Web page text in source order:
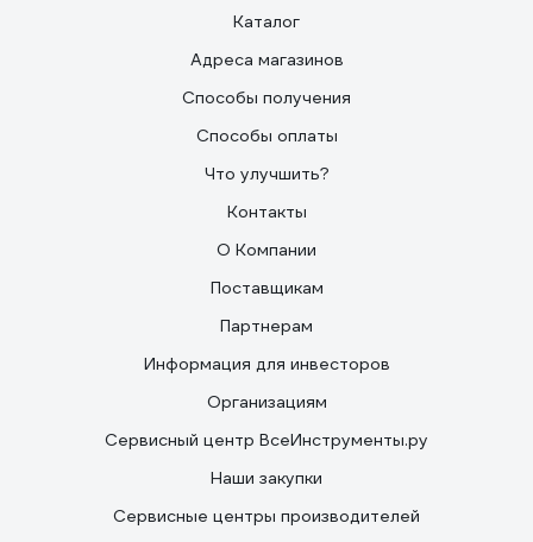
Каталог
Адреса магазинов
Способы получения
Способы оплаты
Что улучшить?
Контакты
О Компании
Поставщикам
Партнерам
Информация для инвесторов
Организациям
Сервисный центр ВсеИнструменты.ру
Наши закупки
Сервисные центры производителей